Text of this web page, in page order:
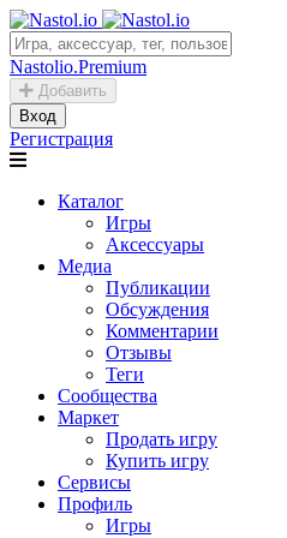
Nastolio.Premium
Добавить
Вход
Регистрация
Каталог
Игры
Аксессуары
Медиа
Публикации
Обсуждения
Комментарии
Отзывы
Теги
Сообщества
Маркет
Продать игру
Купить игру
Сервисы
Профиль
Игры